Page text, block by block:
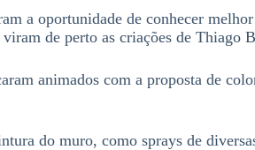
a oportunidade de conhecer
de perto as criações de Thiago
animados com a proposta de
do muro, como sprays de